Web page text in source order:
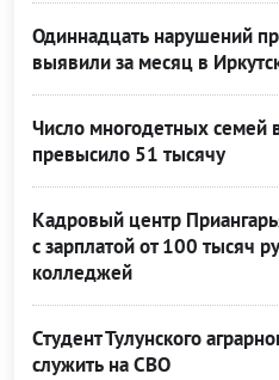
Одиннадцать нарушений
выявили за месяц в
Число многодетных семей
превысило 51 тысячу
Кадровый центр
с зарплатой от 100 тысяч
колледжей
Студент Тулунского
служить на СВО